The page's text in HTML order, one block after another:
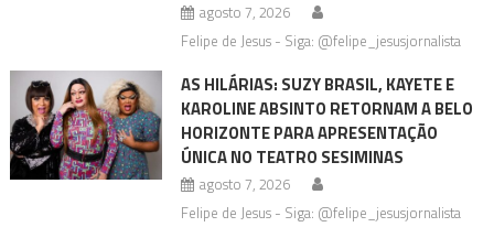
agosto 7, 2026
Felipe de Jesus - Siga: @felipe_jesusjornalista
AS HILÁRIAS: SUZY BRASIL, KAYETE E
KAROLINE ABSINTO RETORNAM A BELO
HORIZONTE PARA APRESENTAÇÃO
ÚNICA NO TEATRO SESIMINAS
agosto 7, 2026
Felipe de Jesus - Siga: @felipe_jesusjornalista